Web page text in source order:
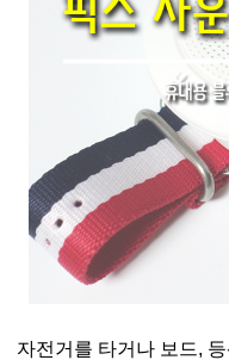
자전거를 타거나 보드,